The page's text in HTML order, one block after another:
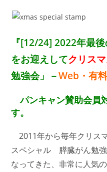
『[12/24] 2022年最
をお迎えしてクリス
勉強会」－Web・有
パンキャン賛助会員
す。
2011年から毎年クリス
スペシャル 膵臓がん勉
なってきた、非常に人気